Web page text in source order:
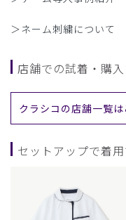
＞ネーム刺繍について
店舗での試着・購
クラシコの店舗一覧は
セットアップで着